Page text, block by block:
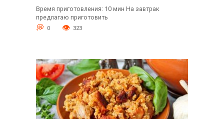
Время приготовления: 10 мин На завтрак
предлагаю приготовить
0 323